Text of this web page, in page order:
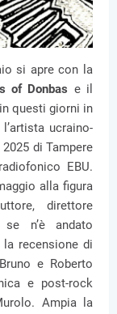
si apre con la
of Donbas e il
questi giorni in
ucraino-
di Tampere
EBU.
alla figura
direttore
n’è andato
la recensione di
e Roberto
e post-rock
Ampia la